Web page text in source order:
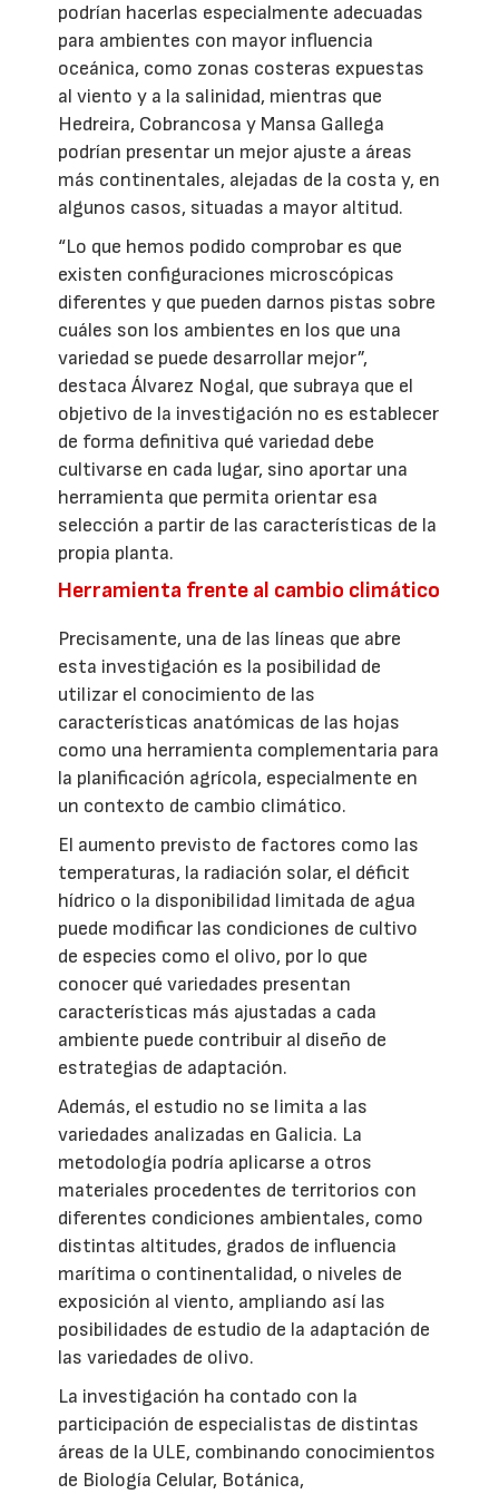
podrían hacerlas especialmente adecuadas
para ambientes con mayor influencia
oceánica, como zonas costeras expuestas
al viento y a la salinidad, mientras que
Hedreira, Cobrancosa y Mansa Gallega
podrían presentar un mejor ajuste a áreas
más continentales, alejadas de la costa y, en
algunos casos, situadas a mayor altitud.
“Lo que hemos podido comprobar es que
existen configuraciones microscópicas
diferentes y que pueden darnos pistas sobre
cuáles son los ambientes en los que una
variedad se puede desarrollar mejor”,
destaca Álvarez Nogal, que subraya que el
objetivo de la investigación no es establecer
de forma definitiva qué variedad debe
cultivarse en cada lugar, sino aportar una
herramienta que permita orientar esa
selección a partir de las características de la
propia planta.
Herramienta frente al cambio climático
Precisamente, una de las líneas que abre
esta investigación es la posibilidad de
utilizar el conocimiento de las
características anatómicas de las hojas
como una herramienta complementaria para
la planificación agrícola, especialmente en
un contexto de cambio climático.
El aumento previsto de factores como las
temperaturas, la radiación solar, el déficit
hídrico o la disponibilidad limitada de agua
puede modificar las condiciones de cultivo
de especies como el olivo, por lo que
conocer qué variedades presentan
características más ajustadas a cada
ambiente puede contribuir al diseño de
estrategias de adaptación.
Además, el estudio no se limita a las
variedades analizadas en Galicia. La
metodología podría aplicarse a otros
materiales procedentes de territorios con
diferentes condiciones ambientales, como
distintas altitudes, grados de influencia
marítima o continentalidad, o niveles de
exposición al viento, ampliando así las
posibilidades de estudio de la adaptación de
las variedades de olivo.
La investigación ha contado con la
participación de especialistas de distintas
áreas de la ULE, combinando conocimientos
de Biología Celular, Botánica,